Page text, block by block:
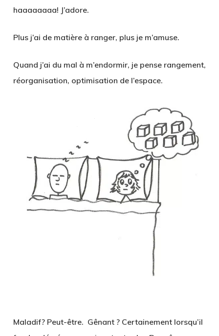
haaaaaaaa! J’adore.
Plus j’ai de matière à ranger, plus je m’amuse.
Quand j’ai du mal à m’endormir, je pense rangement,
réorganisation, optimisation de l’espace.
Maladif? Peut-être. Gênant ? Certainement lorsqu’il